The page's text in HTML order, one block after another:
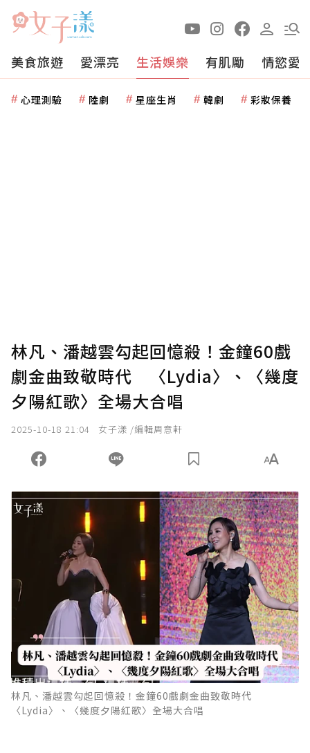
美食旅遊 愛漂亮 生活娛樂 有肌勵 情慾愛
心理測驗 陸劇 星座生肖 韓劇 彩妝保養
林凡、潘越雲勾起回憶殺！金鐘60戲
劇金曲致敬時代 〈Lydia〉、〈幾度
夕陽紅歌〉全場大合唱
2025-10-18 21:04 女子漾 /編輯周意軒
林凡、潘越雲勾起回憶殺！金鐘60戲劇金曲致敬時代
〈Lydia〉、〈幾度夕陽紅歌〉全場大合唱